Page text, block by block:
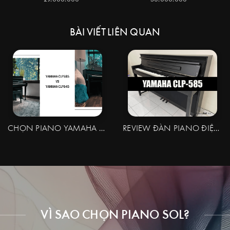
BÀI VIẾT LIÊN QUAN
CHỌN PIANO YAMAHA CLP585 HAY YAMAHA CLP645 REVIEW ĐÀN PIANO ĐIỆN YAMAHA CLP-585
VÌ SAO CHỌN PIANO SOL?